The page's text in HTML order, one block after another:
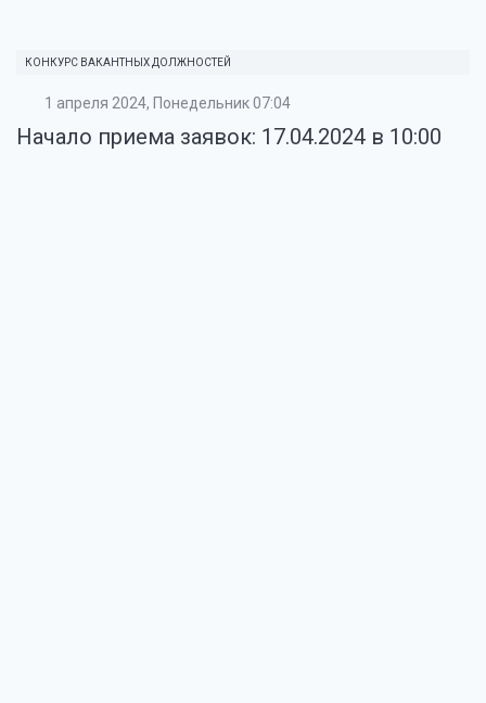
КОНКУРС ВАКАНТНЫХ ДОЛЖНОСТЕЙ
1 апреля 2024, Понедельник 07:04
Начало приема заявок: 17.04.2024 в 10:00